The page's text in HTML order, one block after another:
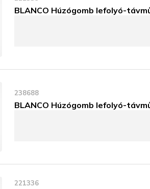
BLANCO Húzógomb lefolyó-
238688
BLANCO Húzógomb lefolyó-
221336